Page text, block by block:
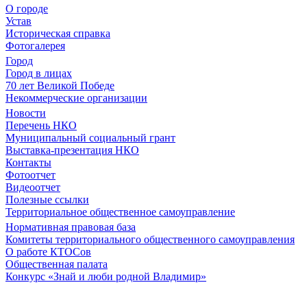
О городе
Устав
Историческая справка
Фотогалерея
Город
Город в лицах
70 лет Великой Победе
Некоммерческие организации
Новости
Перечень НКО
Муниципальный социальный грант
Выставка-презентация НКО
Контакты
Фотоотчет
Видеоотчет
Полезные ссылки
Территориальное общественное самоуправление
Нормативная правовая база
Комитеты территориального общественного самоуправления
О работе КТОСов
Общественная палата
Конкурс «Знай и люби родной Владимир»